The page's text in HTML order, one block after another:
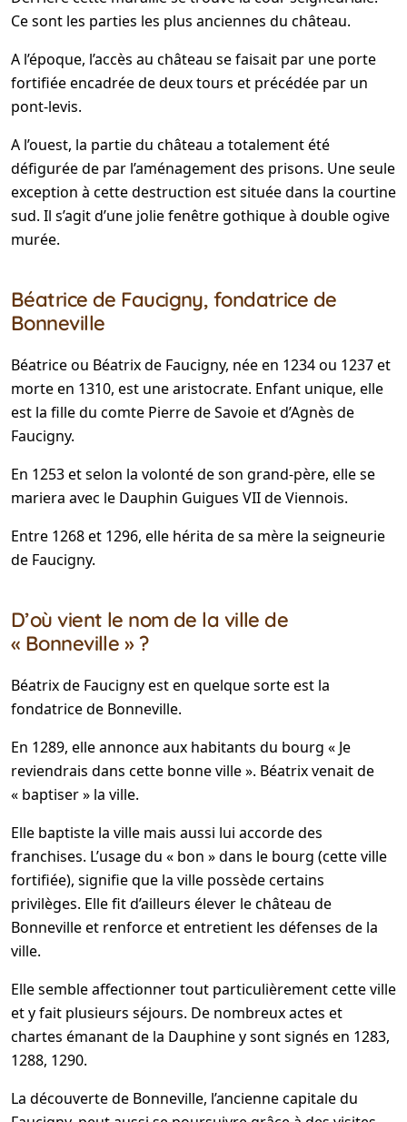
Ce sont les parties les plus anciennes du château.
A l’époque, l’accès au château se faisait par une porte
fortifiée encadrée de deux tours et précédée par un
pont-levis.
A l’ouest, la partie du château a totalement été
défigurée de par l’aménagement des prisons. Une seule
exception à cette destruction est située dans la courtine
sud. Il s’agit d’une jolie fenêtre gothique à double ogive
murée.
Béatrice de Faucigny, fondatrice de
Bonneville
Béatrice ou Béatrix de Faucigny, née en 1234 ou 1237 et
morte en 1310, est une aristocrate. Enfant unique, elle
est la fille du comte Pierre de Savoie et d’Agnès de
Faucigny.
En 1253 et selon la volonté de son grand-père, elle se
mariera avec le Dauphin Guigues VII de Viennois.
Entre 1268 et 1296, elle hérita de sa mère la seigneurie
de Faucigny.
D’où vient le nom de la ville de
« Bonneville » ?
Béatrix de Faucigny est en quelque sorte est la
fondatrice de Bonneville.
En 1289, elle annonce aux habitants du bourg « Je
reviendrais dans cette bonne ville ». Béatrix venait de
« baptiser » la ville.
Elle baptiste la ville mais aussi lui accorde des
franchises. L’usage du « bon » dans le bourg (cette ville
fortifiée), signifie que la ville possède certains
privilèges. Elle fit d’ailleurs élever le château de
Bonneville et renforce et entretient les défenses de la
ville.
Elle semble affectionner tout particulièrement cette ville
et y fait plusieurs séjours. De nombreux actes et
chartes émanant de la Dauphine y sont signés en 1283,
1288, 1290.
La découverte de Bonneville, l’ancienne capitale du